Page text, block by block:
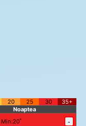
20 25 30
35+
Noaptea
Min:20˚ -